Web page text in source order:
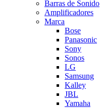
Barras de Sonido
Amplificadores
Marca
Bose
Panasonic
Sony
Sonos
LG
Samsung
Kalley
JBL
Yamaha